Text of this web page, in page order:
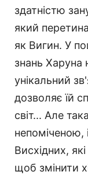
здатністю
який
як Вигин. У
знань Харуна
унікальний
дозволяє їй
світ... Але
непоміченою,
Висхідних,
щоб змінити